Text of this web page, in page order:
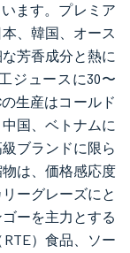
ます。プレミア
、韓国、オース
芳香成分と熱に
ジュースに30〜
生産はコールド
国、ベトナムに
ブランドに限ら
は、価格感応度
ーグレーズにと
ーを主力とする
）食品、ソー